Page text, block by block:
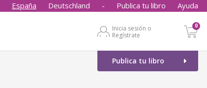
España Deutschland - Publica tu libro Ayuda
Inicia sesión o
Regístrate
0
Publica tu libro